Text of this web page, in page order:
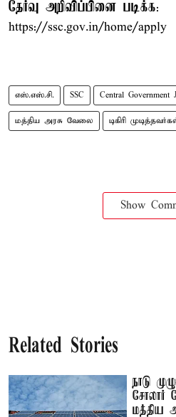
தேர்வு அறிவிப்பினை படிக்க:
https://ssc.gov.in/home/apply
எஸ்.எஸ்.சி. SSC Central Government
மத்திய அரசு வேலை டிகிரி
Show
Related Stories
நாடு
சோலார்
மத்திய